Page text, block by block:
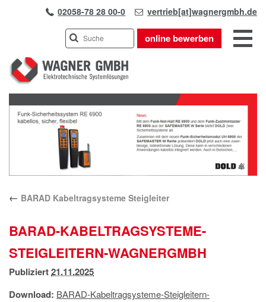
02058-78 28 00-0 vertrieb[at]wagnergmbh.de
online bewerben
INDUSTRIEVERTRETUNG
UNSER TEAM
WIR ÜBER UNS
KARRIERE
PRODUKTE
APPLIKATIONEN
KONTAKT
ANFAHRT
IMPRESSUM
DATENSCHUTZ
Previous
Next
← BARAD Kabeltragsysteme Steigleiter
BARAD-KABELTRAGSYSTEME-
STEIGLEITERN-WAGNERGMBH
Publiziert21.11.2025
Download: BARAD-Kabeltragsysteme-Steigleitern-